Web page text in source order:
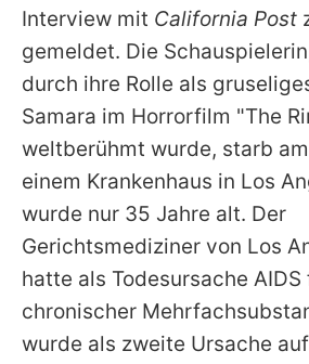
Jobs
App
Team
Redaktionelle
Impressum
Utiq verwalten
Interview mit California Post
gemeldet. Die
durch ihre Rolle als
Samara im Horrorfilm "The
weltberühmt wurde, starb
einem Krankenhaus in Los
wurde nur 35 Jahre alt. Der
Gerichtsmediziner von Los
hatte als Todesursache
chronischer
wurde als zweite Ursache